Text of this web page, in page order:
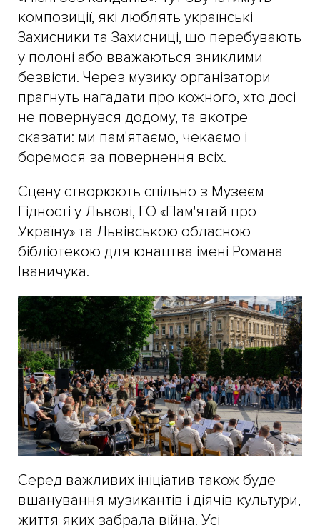
композиції, які люблять українські
Захисники та Захисниці, що перебувають
у полоні або вважаються зниклими
безвісти. Через музику організатори
прагнуть нагадати про кожного, хто досі
не повернувся додому, та вкотре
сказати: ми пам'ятаємо, чекаємо і
боремося за повернення всіх.
Сцену створюють спільно з Музеєм
Гідності у Львові, ГО «Пам'ятай про
Україну» та Львівською обласною
бібліотекою для юнацтва імені Романа
Іваничука.
Серед важливих ініціатив також буде
вшанування музикантів і діячів культури,
життя яких забрала війна. Усі